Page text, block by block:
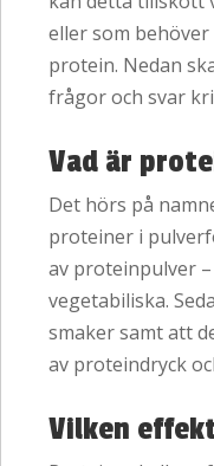
eller som
protein. Nedan
frågor och svar
Vad är
Det hörs på
proteiner i
av proteinpulver
vegetabiliska.
smaker samt att
av proteindryck
Vilken